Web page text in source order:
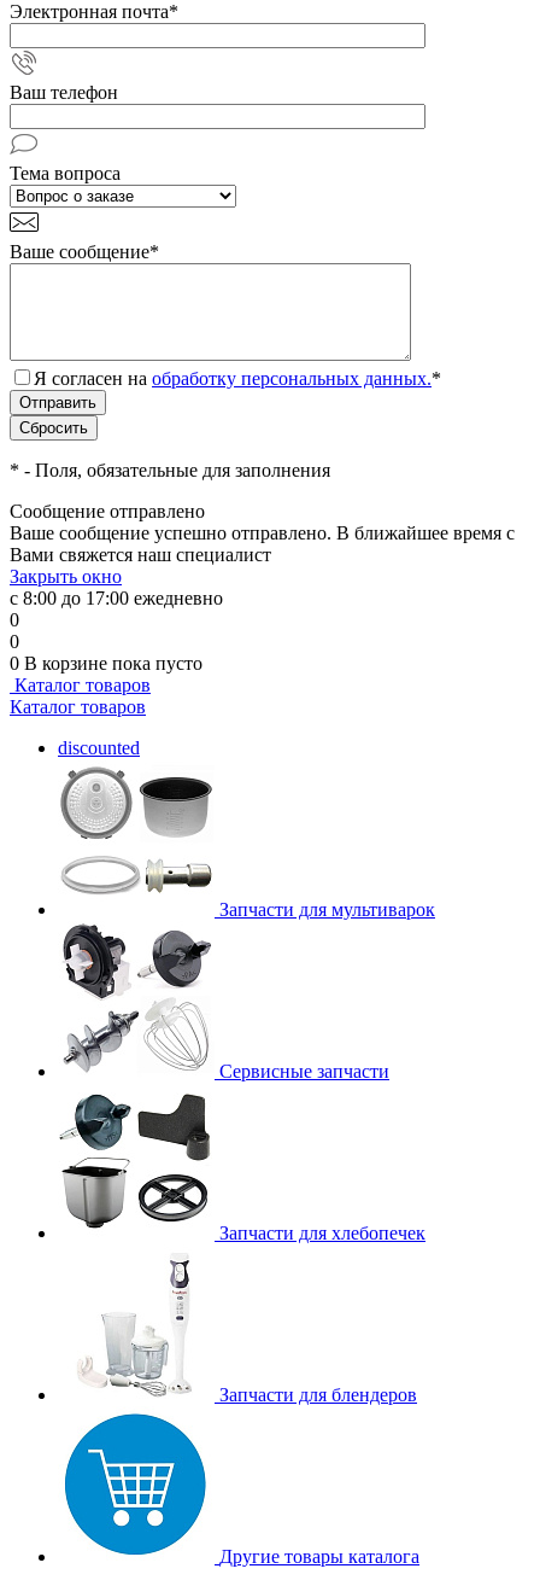
Электронная почта*
Ваш телефон
Тема вопроса
Ваше сообщение*
Я согласен на обработку персональных данных.*
* - Поля, обязательные для заполнения
Сообщение отправлено
Ваше сообщение успешно отправлено. В ближайшее время с
Вами свяжется наш специалист
Закрыть окно
с 8:00 до 17:00 ежедневно
0
0
0 В корзине пока пусто
Каталог товаров
Каталог товаров
discounted
Запчасти для мультиварок
Сервисные запчасти
Запчасти для хлебопечек
Запчасти для блендеров
Другие товары каталога